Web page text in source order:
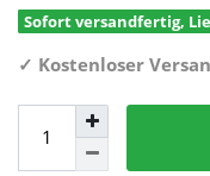
Sofort versandfertig,
✓ Kostenloser